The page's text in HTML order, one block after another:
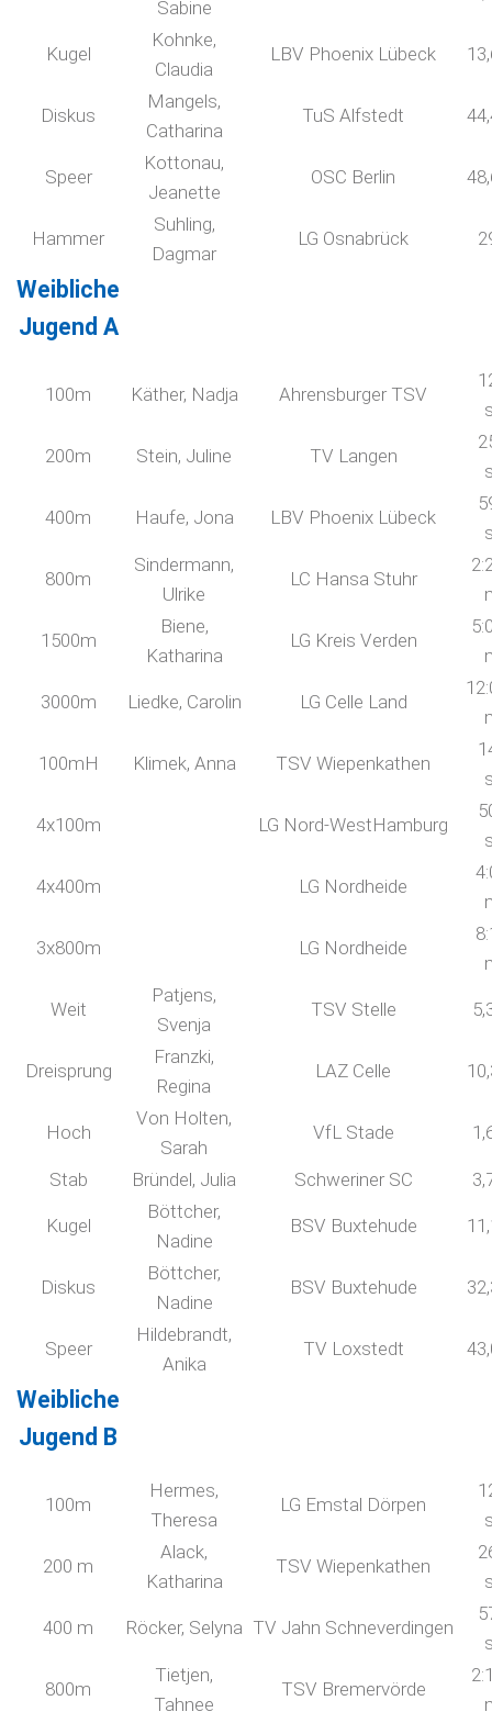
Sabine
Kugel
Kohnke,
Claudia
LBV Phoenix Lübeck
Diskus
Mangels,
Catharina
TuS Alfstedt
Speer
Kottonau,
Jeanette
OSC Berlin
Hammer
Suhling,
Dagmar
LG Osnabrück
Weibliche
Jugend A
100m Käther, Nadja Ahrensburger TSV
200m Stein, Juline TV Langen
400m Haufe, Jona LBV Phoenix Lübeck
800m
Sindermann,
Ulrike
LC Hansa Stuhr
1500m
Biene,
Katharina
LG Kreis Verden
3000m Liedke, Carolin LG Celle Land
100mH Klimek, Anna TSV Wiepenkathen
4x100m LG Nord-WestHamburg
4x400m LG Nordheide
3x800m LG Nordheide
Weit
Patjens,
Svenja
TSV Stelle
Dreisprung
Franzki,
Regina
LAZ Celle
Hoch
Von Holten,
Sarah
VfL Stade
Stab Bründel, Julia Schweriner SC
Kugel
Böttcher,
Nadine
BSV Buxtehude
Diskus
Böttcher,
Nadine
BSV Buxtehude
Speer
Hildebrandt,
Anika
TV Loxstedt
Weibliche
Jugend B
100m
Hermes,
Theresa
LG Emstal Dörpen
200 m
Alack,
Katharina
TSV Wiepenkathen
400 m Röcker, Selyna TV Jahn Schneverdingen
800m
Tietjen,
Tahnee
TSV Bremervörde